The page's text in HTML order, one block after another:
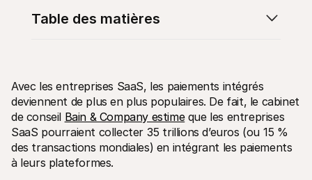
Ressources techniques
Portail développeurs
Découvrez les ressources de développement et les mises à
jour
Bibliothèques
Intégrez Mollie avec des packages prêts à l'emploi
Communauté Discord
Avec les entreprises SaaS, les paiements intégrés
deviennent de plus en plus populaires. De fait, le cabinet
de conseil Bain & Company estime que les entreprises
SaaS pourraient collecter 35 trillions d’euros (ou 15 %
des transactions mondiales) en intégrant les paiements
à leurs plateformes.
Table des matières